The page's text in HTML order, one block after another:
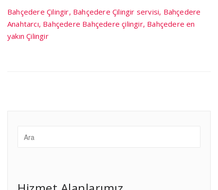
Bahçedere Çilingir, Bahçedere Çilingir servisi, Bahçedere
Anahtarcı, Bahçedere Bahçedere çilingir, Bahçedere en
yakın Çilingir